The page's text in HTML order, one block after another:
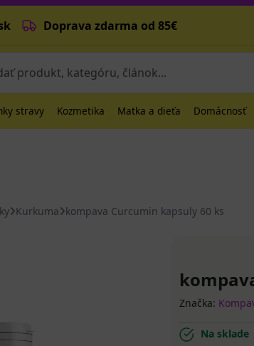
Doprava zdarma od 85€
stravy Kozmetika Matka a dieťa Domácnosť
Kurkuma kompava Curcumin kapsuly 60 ks
Značka:
Na sklade